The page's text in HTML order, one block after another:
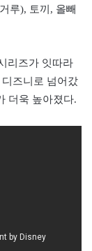
루), 토끼, 올빼
리즈가 잇따라
즈니로 넘어갔
더욱 높아졌다.